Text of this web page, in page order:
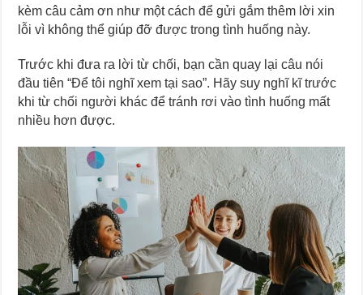
kèm câu cảm ơn như một cách để gửi gắm thêm lời xin
lỗi vì không thể giúp đỡ được trong tình huống này.
Trước khi đưa ra lời từ chối, bạn cần quay lại câu nói
đầu tiên “Để tôi nghĩ xem tại sao”. Hãy suy nghĩ kĩ trước
khi từ chối người khác để tránh rơi vào tình huống mất
nhiều hơn được.